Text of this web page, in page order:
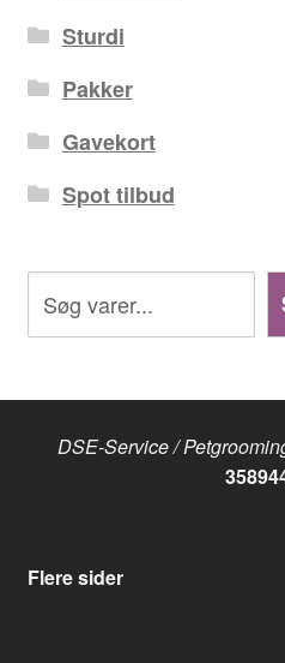
Sturdi
Pakker
Gavekort
Spot tilbud
DSE-Service /
Flere sider